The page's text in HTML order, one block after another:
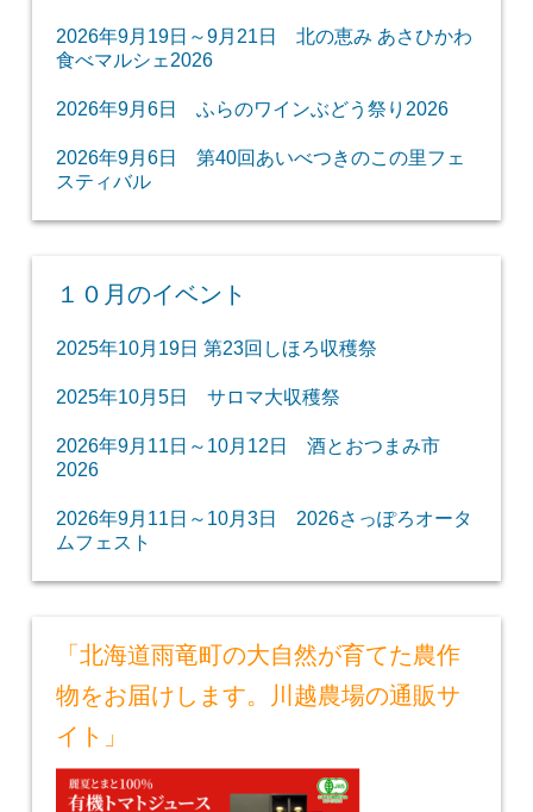
2026年9月19日～9月21日 北の恵み あさひかわ
食べマルシェ2026
2026年9月6日 ふらのワインぶどう祭り2026
2026年9月6日 第40回あいべつきのこの里フェ
スティバル
１０月のイベント
2025年10月19日 第23回しほろ収穫祭
2025年10月5日 サロマ大収穫祭
2026年9月11日～10月12日 酒とおつまみ市
2026
2026年9月11日～10月3日 2026さっぽろオータ
ムフェスト
「北海道雨竜町の大自然が育てた農作
物をお届けします。川越農場の通販サ
イト」